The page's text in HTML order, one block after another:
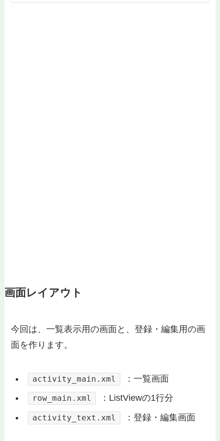
画面レイアウト
今回は、一覧表示用の画面と、登録・編集用の画
面を作ります。
activity_main.xml ：一覧画面
row_main.xml ：ListViewの1行分
activity_text.xml ：登録・編集画面